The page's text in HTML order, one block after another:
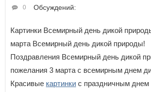
Обсуждений:
0
Картинки Всемирный день дикой
марта Всемирный день дикой природы!
Поздравления Всемирный день дикой
пожелания 3 марта с всемирным днем
Красивые картинки с праздничным днем